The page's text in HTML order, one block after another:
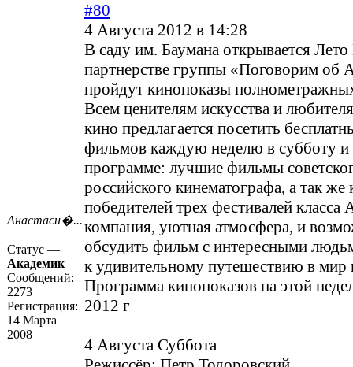
Анастаси�...
Статус —
Академик
Сообщений:
2273
Регистрация:
14 Марта
2008
#80
4 Августа 2012 в 14:28
В саду им. Баумана открывается
партнерстве группы «Поговорим об
пройдут кинопоказы
Всем ценителям искусства и
кино предлагается посетить
фильмов каждую неделю в субботу и
программе: лучшие фильмы
российского кинематографа, а так же
победителей трех фестивалей класса
компания, уютная атмосфера, и
обсудить фильм с интересными
к удивительному путешествию в мир
Программа кинопоказов на этой
2012 г
4 Августа Суббота